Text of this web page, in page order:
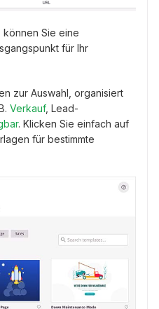
können Sie eine
für Ihr
zur Auswahl, organisiert
Verkauf, Lead-
. Klicken Sie einfach auf
für bestimmte